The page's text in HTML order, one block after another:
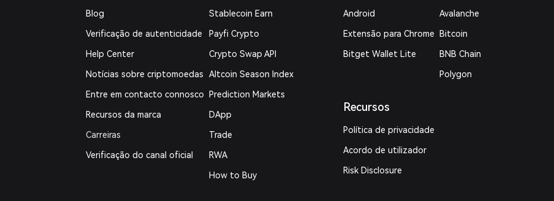
Blog
Verificação de autenticidade
Help Center
Notícias sobre criptomoedas
Entre em contacto connosco
Recursos da marca
Carreiras
Verificação do canal oficial
Stablecoin Earn
Payfi Crypto
Crypto Swap API
Altcoin Season Index
Prediction Markets
DApp
Trade
RWA
How to Buy
Android
Extensão para Chrome
Bitget Wallet Lite
Recursos
Política de privacidade
Acordo de utilizador
Risk Disclosure
Avalanche
Bitcoin
BNB Chain
Polygon